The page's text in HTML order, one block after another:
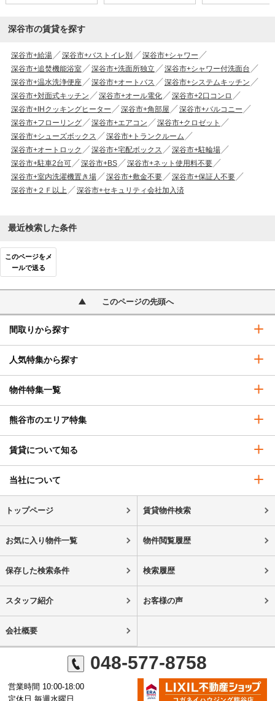
深谷市の賃貸を探す
深谷市+給湯 深谷市+バストイレ別
深谷市+シャワー
深谷市+追焚機能浴室
深谷市+洗面所独立
深谷市+シャワー付洗面台
深谷市+温水洗浄便座
深谷市+オートバス
深谷市+システムキッチン
深谷市+対面式キッチン
深谷市+オール電化
深谷市+2口コンロ
深谷市+IHクッキングヒーター
深谷市+角部屋
深谷市+バルコニー
深谷市+フローリング
深谷市+エアコン
深谷市+クロゼット
深谷市+シューズボックス
深谷市+トランクルーム
深谷市+オートロック
深谷市+宅配ボックス
深谷市+駐輪場
深谷市+駐車2台可
深谷市+BS
深谷市+ネット使用料不要
深谷市+室内洗濯機置き場
深谷市+敷金不要
深谷市+保証人不要
深谷市+２Ｆ以上
深谷市+セキュリティ会社加入済
最近検索した条件
このページをメ
ールで送る
このページの先頭へ
間取りから探す
人気特集から探す
物件特集一覧
熊谷市のエリア特集
賃貸について知る
当社について
トップページ 賃貸物件検索
お気に入り物件一覧 物件閲覧履歴
保存した検索条件 検索履歴
スタッフ紹介 お客様の声
会社概要
048-577-8758
営業時間 10:00-18:00
定休日 毎週水曜日